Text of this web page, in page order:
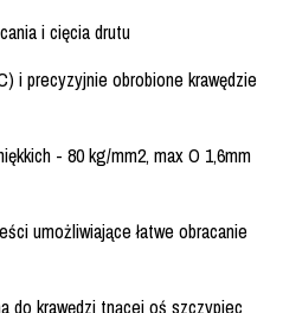
i cięcia drutu
i precyzyjnie obrobione krawędzie
- 80 kg/mm2, max O 1,6mm
umożliwiające łatwe obracanie
do krawędzi tnącej oś szczypiec